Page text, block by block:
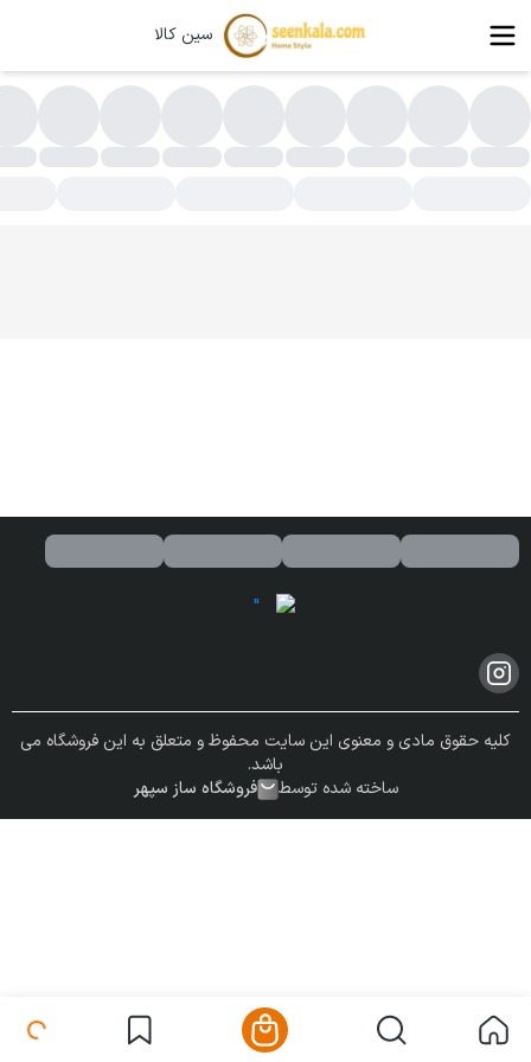
سین کالا
کلیه حقوق مادی و معنوی این سایت محفوظ و متعلق به این فروشگاه می
باشد.
ساخته شده توسط
فروشگاه ساز سپهر